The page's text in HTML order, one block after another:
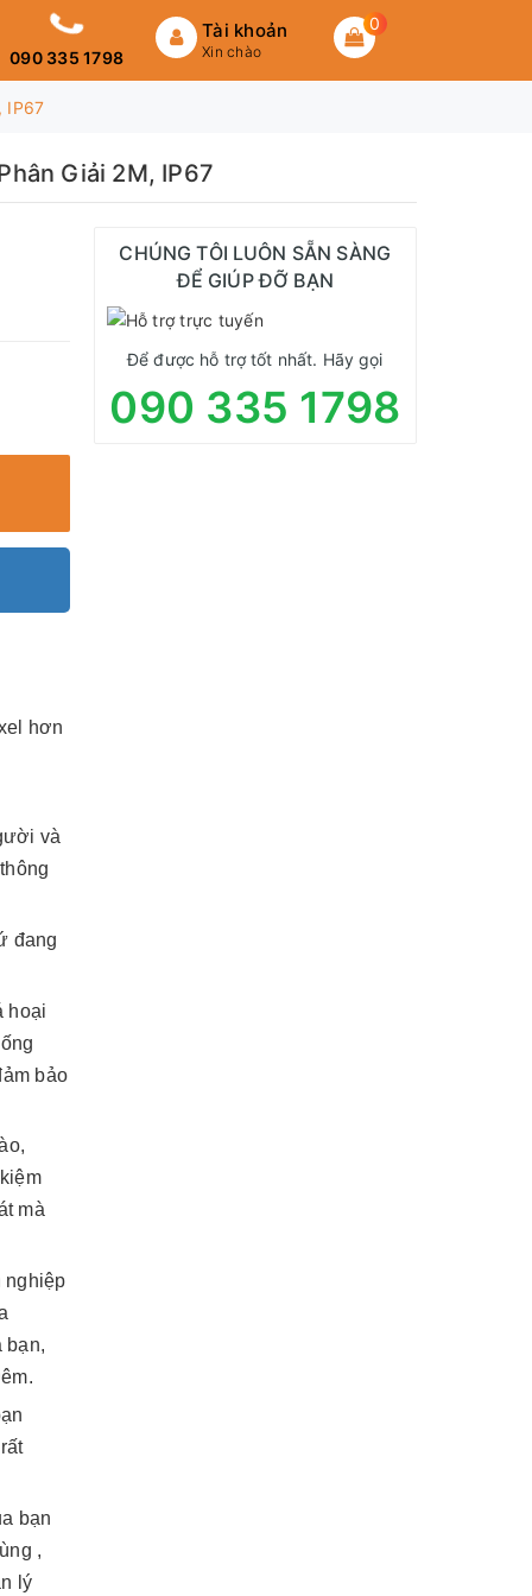
090 335 1798
Tài khoản
Xin chào
0
IP67
Giải 2M, IP67
hơn
và
đang
hoại
bảo
mà
nghiệp
bạn,
bạn
,
lý
CHÚNG TÔI LUÔN SẴN SÀNG
ĐỂ GIÚP ĐỠ BẠN
Để được hỗ trợ tốt nhất. Hãy gọi
090 335 1798